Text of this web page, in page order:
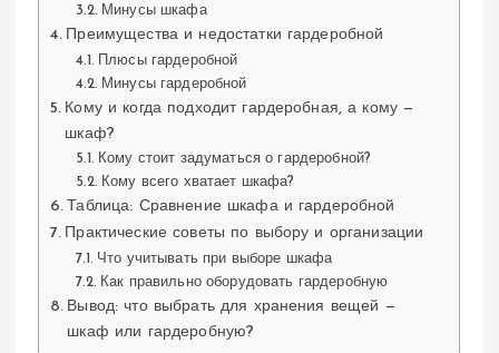
Минусы шкафа
Преимущества и недостатки гардеробной
Плюсы гардеробной
Минусы гардеробной
Кому и когда подходит гардеробная, а кому —
шкаф?
Кому стоит задуматься о гардеробной?
Кому всего хватает шкафа?
Таблица: Сравнение шкафа и гардеробной
Практические советы по выбору и организации
Что учитывать при выборе шкафа
Как правильно оборудовать гардеробную
Вывод: что выбрать для хранения вещей —
шкаф или гардеробную?